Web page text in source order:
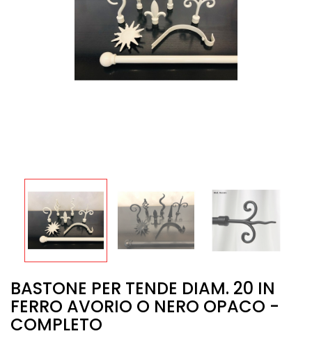
BASTONE PER TENDE DIAM. 20 IN
FERRO AVORIO O NERO OPACO -
COMPLETO